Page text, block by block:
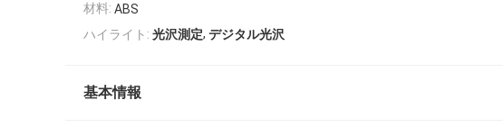
材料: ABS
ハイライト: 光沢測定, デジタル光沢
基本情報